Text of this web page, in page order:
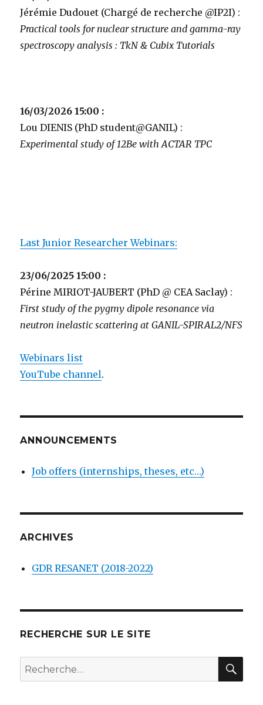
Jérémie Dudouet (Chargé de recherche @IP2I) :
Practical tools for nuclear structure and gamma-ray
spectroscopy analysis : TkN & Cubix Tutorials
16/03/2026 15:00 :
Lou DIENIS (PhD student@GANIL) :
Experimental study of 12Be with ACTAR TPC
Last Junior Researcher Webinars:
23/06/2025 15:00 :
Périne MIRIOT-JAUBERT (PhD @ CEA Saclay) :
First study of the pygmy dipole resonance via
neutron inelastic scattering at GANIL-SPIRAL2/NFS
Webinars list
YouTube channel.
ANNOUNCEMENTS
Job offers (internships, theses, etc…)
ARCHIVES
GDR RESANET (2018-2022)
RECHERCHE SUR LE SITE
Recherche
pour :